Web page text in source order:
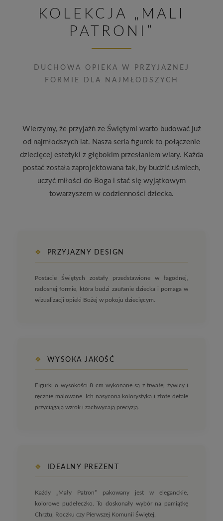
KOLEKCJA „MALI
PATRONI”
DUCHOWA OPIEKA W PRZYJAZNEJ
FORMIE DLA NAJMŁODSZYCH
Wierzymy, że przyjaźń ze Świętymi warto budować już
od najmłodszych lat. Nasza seria figurek to połączenie
dziecięcej estetyki z głębokim przesłaniem wiary. Każda
postać została zaprojektowana tak, by budzić uśmiech,
uczyć miłości do Boga i stać się wyjątkowym
towarzyszem w codzienności dziecka.
❖ PRZYJAZNY DESIGN
Postacie Świętych zostały przedstawione w łagodnej,
radosnej formie, która budzi zaufanie dziecka i pomaga w
wizualizacji opieki Bożej w pokoju dziecięcym.
❖ WYSOKA JAKOŚĆ
Figurki o wysokości 8 cm wykonane są z trwałej żywicy i
ręcznie malowane. Ich nasycona kolorystyka i złote detale
przyciągają wzrok i zachwycają precyzją.
❖ IDEALNY PREZENT
Każdy „Mały Patron” pakowany jest w eleganckie,
kolorowe pudełeczko. To doskonały wybór na pamiątkę
Chrztu, Roczku czy Pierwszej Komunii Świętej.